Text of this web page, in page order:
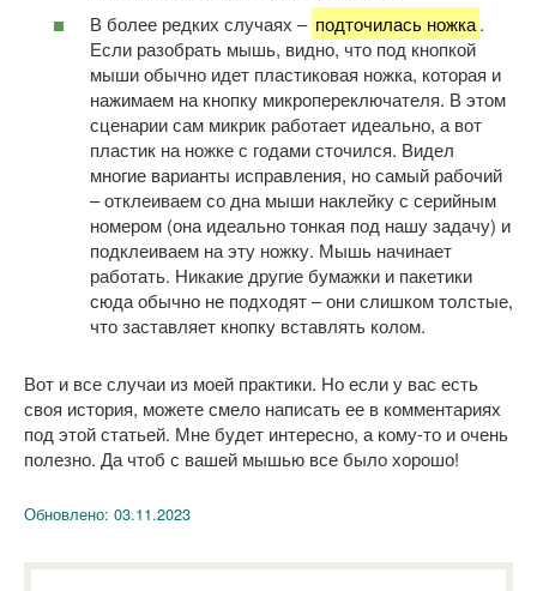
В более редких случаях – подточилась ножка.
Если разобрать мышь, видно, что под кнопкой
мыши обычно идет пластиковая ножка, которая и
нажимаем на кнопку микропереключателя. В этом
сценарии сам микрик работает идеально, а вот
пластик на ножке с годами сточился. Видел
многие варианты исправления, но самый рабочий
– отклеиваем со дна мыши наклейку с серийным
номером (она идеально тонкая под нашу задачу) и
подклеиваем на эту ножку. Мышь начинает
работать. Никакие другие бумажки и пакетики
сюда обычно не подходят – они слишком толстые,
что заставляет кнопку вставлять колом.
Вот и все случаи из моей практики. Но если у вас есть
своя история, можете смело написать ее в комментариях
под этой статьей. Мне будет интересно, а кому-то и очень
полезно. Да чтоб с вашей мышью все было хорошо!
Обновлено: 03.11.2023